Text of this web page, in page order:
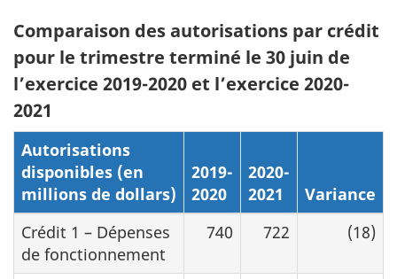
Comparaison des autorisations par crédit
pour le trimestre terminé le 30 juin de
l’exercice 2019-2020 et l’exercice 2020-
2021
Autorisations
disponibles (en
millions de dollars)
2019-
2020
2020-
2021
Variance
Crédit 1 – Dépenses
de fonctionnement
740 722 (18)